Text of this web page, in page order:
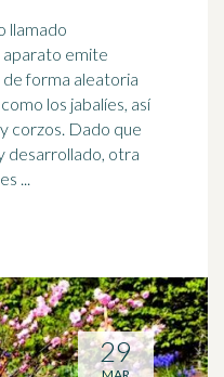
llamado
emite
forma aleatoria
los jabalíes, así
Dado que
desarrollado, otra
...
29